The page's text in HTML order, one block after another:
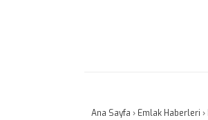
Ana Sayfa › Emlak Haberleri ›